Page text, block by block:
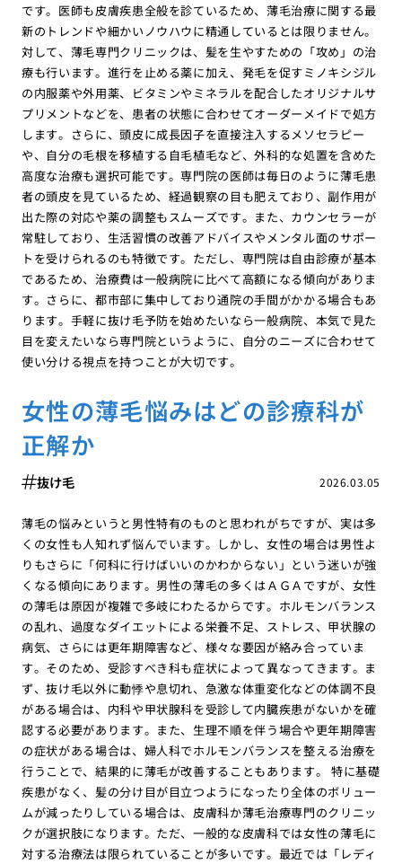
です。医師も皮膚疾患全般を診ているため、薄毛治療に関する最
新のトレンドや細かいノウハウに精通しているとは限りません。
対して、薄毛専門クリニックは、髪を生やすための「攻め」の治
療も行います。進行を止める薬に加え、発毛を促すミノキシジル
の内服薬や外用薬、ビタミンやミネラルを配合したオリジナルサ
プリメントなどを、患者の状態に合わせてオーダーメイドで処方
します。さらに、頭皮に成長因子を直接注入するメソセラピー
や、自分の毛根を移植する自毛植毛など、外科的な処置を含めた
高度な治療も選択可能です。専門院の医師は毎日のように薄毛患
者の頭皮を見ているため、経過観察の目も肥えており、副作用が
出た際の対応や薬の調整もスムーズです。また、カウンセラーが
常駐しており、生活習慣の改善アドバイスやメンタル面のサポー
トを受けられるのも特徴です。ただし、専門院は自由診療が基本
であるため、治療費は一般病院に比べて高額になる傾向がありま
す。さらに、都市部に集中しており通院の手間がかかる場合もあ
ります。手軽に抜け毛予防を始めたいなら一般病院、本気で見た
目を変えたいなら専門院というように、自分のニーズに合わせて
使い分ける視点を持つことが大切です。
女性の薄毛悩みはどの診療科が
正解か
2026.03.05
抜け毛
薄毛の悩みというと男性特有のものと思われがちですが、実は多
くの女性も人知れず悩んでいます。しかし、女性の場合は男性よ
りもさらに「何科に行けばいいのかわからない」という迷いが強
くなる傾向にあります。男性の薄毛の多くはＡＧＡですが、女性
の薄毛は原因が複雑で多岐にわたるからです。ホルモンバランス
の乱れ、過度なダイエットによる栄養不足、ストレス、甲状腺の
病気、さらには更年期障害など、様々な要因が絡み合っていま
す。そのため、受診すべき科も症状によって異なってきます。ま
ず、抜け毛以外に動悸や息切れ、急激な体重変化などの体調不良
がある場合は、内科や甲状腺科を受診して内臓疾患がないかを確
認する必要があります。また、生理不順を伴う場合や更年期障害
の症状がある場合は、婦人科でホルモンバランスを整える治療を
行うことで、結果的に薄毛が改善することもあります。 特に基礎
疾患がなく、髪の分け目が目立つようになったり全体のボリュー
ムが減ったりしている場合は、皮膚科か薄毛治療専門のクリニッ
クが選択肢になります。ただ、一般的な皮膚科では女性の薄毛に
対する治療法は限られていることが多いです。最近では「レディ